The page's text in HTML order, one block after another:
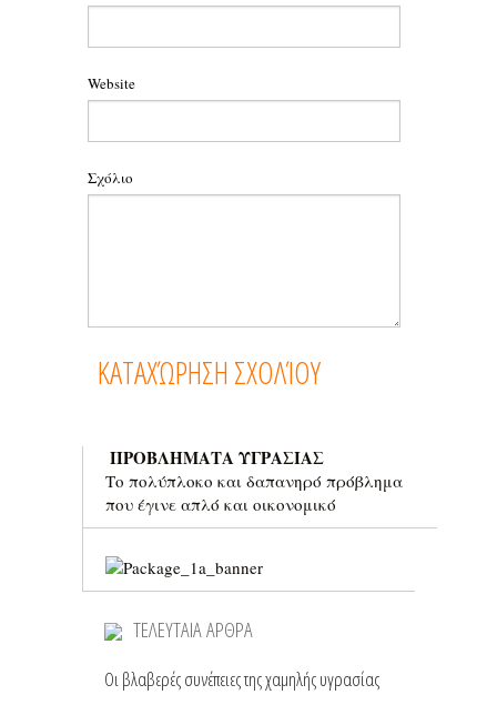
Website
Σχόλιο
ΠΡΟΒΛΗΜΑΤΑ ΥΓΡΑΣΙΑΣ
Το πολύπλοκο και δαπανηρό πρόβλημα
που έγινε απλό και οικονομικό
ΤΕΛΕΥΤΑΙΑ ΑΡΘΡΑ
Οι βλαβερές συνέπειες της χαμηλής υγρασίας